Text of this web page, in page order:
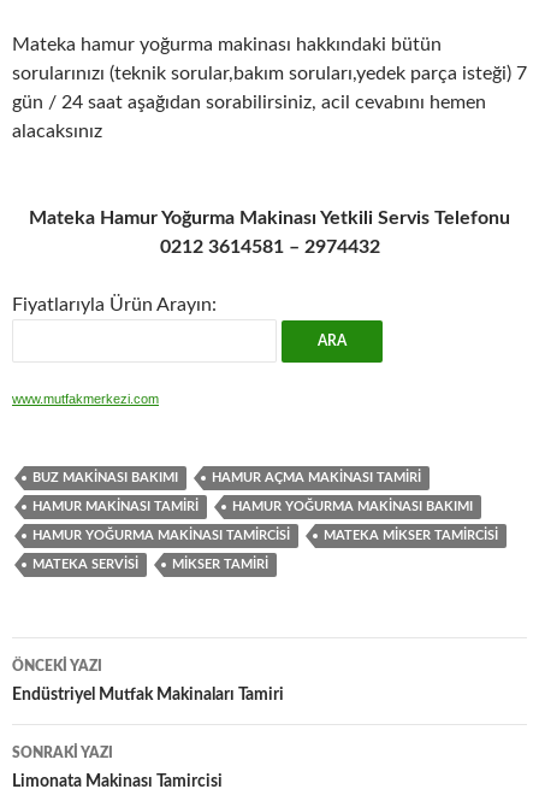
Mateka hamur yoğurma makinası hakkındaki bütün
sorularınızı (teknik sorular,bakım soruları,yedek parça isteği) 7
gün / 24 saat aşağıdan sorabilirsiniz, acil cevabını hemen
alacaksınız
Mateka Hamur Yoğurma Makinası Yetkili Servis Telefonu
0212 3614581 – 2974432
Fiyatlarıyla Ürün Arayın:
www.mutfakmerkezi.com
BUZ MAKINASI BAKIMI HAMUR AÇMA MAKINASI TAMIRI
HAMUR MAKINASI TAMIRI HAMUR YOĞURMA MAKINASI BAKIMI
HAMUR YOĞURMA MAKINASI TAMIRCISI MATEKA MIKSER TAMIRCISI
MATEKA SERVISI MIKSER TAMIRI
Yazı
dolaşımı
ÖNCEKI YAZI
Endüstriyel Mutfak Makinaları Tamiri
SONRAKI YAZI
Limonata Makinası Tamircisi